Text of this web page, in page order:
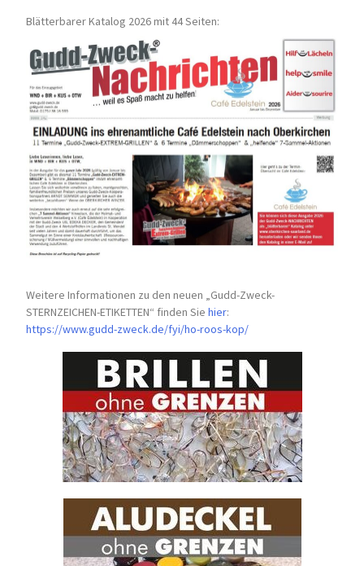
Blätterbarer Katalog 2026 mit 44 Seiten:
Weitere Informationen zu den neuen „Gudd-Zweck-
STERNZEICHEN-ETIKETTEN“ finden Siehier:
https://www.gudd-zweck.de/fyi/ho-roos-kop/